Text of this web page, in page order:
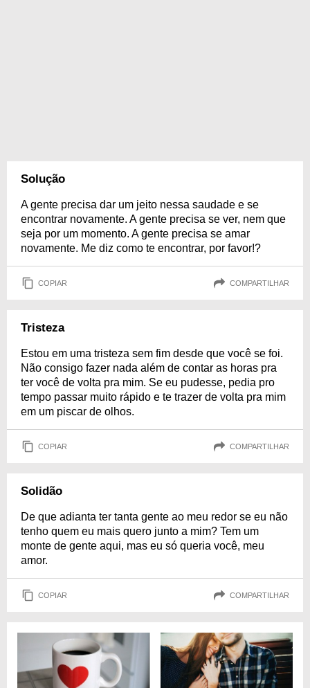
Solução
A gente precisa dar um jeito nessa saudade e se
encontrar novamente. A gente precisa se ver, nem que
seja por um momento. A gente precisa se amar
novamente. Me diz como te encontrar, por favor!?
COPIAR COMPARTILHAR
Tristeza
Estou em uma tristeza sem fim desde que você se foi.
Não consigo fazer nada além de contar as horas pra
ter você de volta pra mim. Se eu pudesse, pedia pro
tempo passar muito rápido e te trazer de volta pra mim
em um piscar de olhos.
COPIAR COMPARTILHAR
Solidão
De que adianta ter tanta gente ao meu redor se eu não
tenho quem eu mais quero junto a mim? Tem um
monte de gente aqui, mas eu só queria você, meu
amor.
COPIAR COMPARTILHAR